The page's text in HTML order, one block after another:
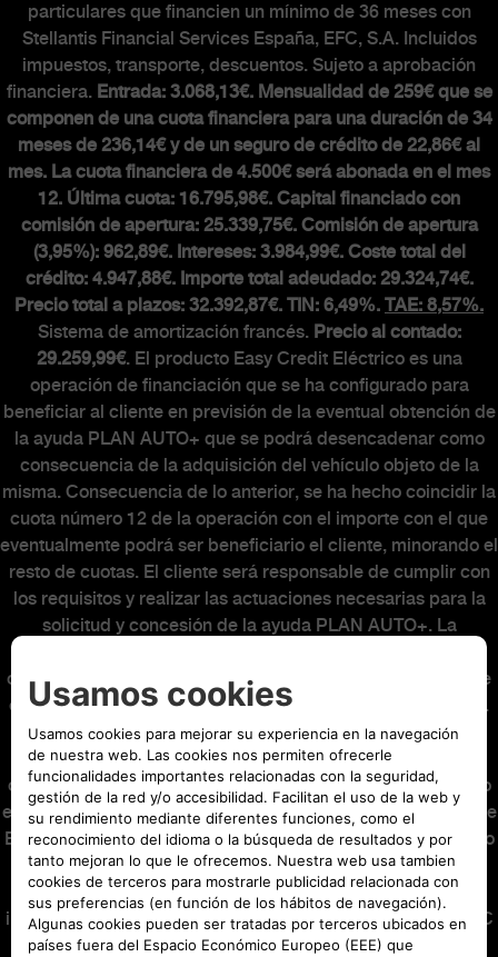
The Scorpionship
Asistencia y recambios
Accesorios
MUNDO ABARTH
Abarth Classiche
particulares que financien un mínimo de 36 meses con
Stellantis Financial Services España, EFC, S.A. Incluidos
impuestos, transporte, descuentos. Sujeto a aprobación
financiera. Entrada: 3.068,13€. Mensualidad de 259€ que se
componen de una cuota financiera para una duración de 34
meses de 236,14€ y de un seguro de crédito de 22,86€ al
mes. La cuota financiera de 4.500€ será abonada en el mes
12. Última cuota: 16.795,98€. Capital financiado con
comisión de apertura: 25.339,75€. Comisión de apertura
(3,95%): 962,89€. Intereses: 3.984,99€. Coste total del
crédito: 4.947,88€. Importe total adeudado: 29.324,74€.
Precio total a plazos: 32.392,87€. TIN: 6,49%. TAE: 8,57%.
Sistema de amortización francés. Precio al contado:
29.259,99€. El producto Easy Credit Eléctrico es una
operación de financiación que se ha configurado para
beneficiar al cliente en previsión de la eventual obtención de
la ayuda PLAN AUTO+ que se podrá desencadenar como
consecuencia de la adquisición del vehículo objeto de la
misma. Consecuencia de lo anterior, se ha hecho coincidir la
cuota número 12 de la operación con el importe con el que
eventualmente podrá ser beneficiario el cliente, minorando el
resto de cuotas. El cliente será responsable de cumplir con
los requisitos y realizar las actuaciones necesarias para la
solicitud y concesión de la ayuda PLAN AUTO+. La
operación financiera. Al final del contrato podrá elegir entre
entregar su vehículo, o abonar o refinanciar la última cuota.
Oferta válida hasta el 31/08/2026. El modelo visualizado
puede no coincidir con el ofertado. Seguro de Crédito
opcional (22,86€ al mes) incluido en las mensualidades y no
en el capital financiado, suscrito con Stellantis Life Insurance
Europe Limited, con el nº de registro C68966 y con domicilio
social en MIB Housse, 53 Abate Rigord Street, Ta’ Xbiex,
XBX1122 Malta, como compañía de seguros, y con la
intermediación de Stellantis Financial Services España, EFC
SA, agente de seguros vinculado inscrito en la Dirección